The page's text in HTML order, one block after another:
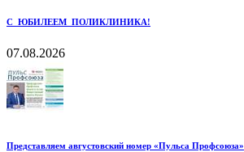
С ЮБИЛЕЕМ ПОЛИКЛИНИКА!
07.08.2026
Представляем августовский номер «Пульса Профсоюза»